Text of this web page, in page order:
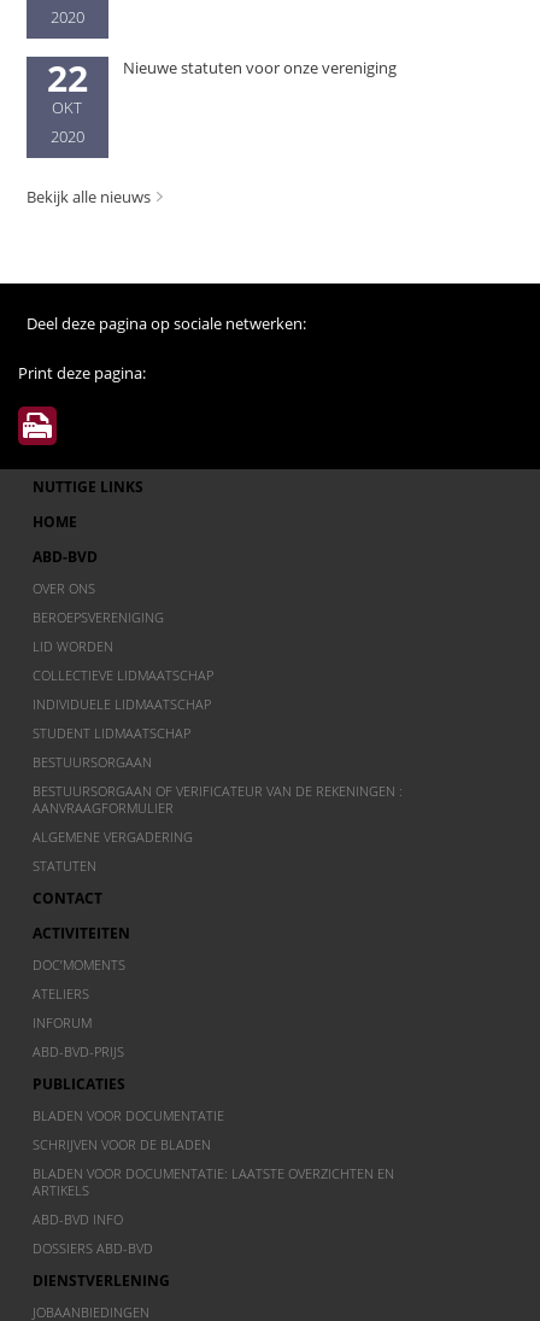
2020
22
OKT
2020
Nieuwe statuten voor onze vereniging
Bekijk alle nieuws
Deel deze pagina op sociale netwerken:
Print deze pagina:
NUTTIGE LINKS
HOME
ABD-BVD
OVER ONS
BEROEPSVERENIGING
LID WORDEN
COLLECTIEVE LIDMAATSCHAP
INDIVIDUELE LIDMAATSCHAP
STUDENT LIDMAATSCHAP
BESTUURSORGAAN
BESTUURSORGAAN OF VERIFICATEUR VAN DE REKENINGEN :
AANVRAAGFORMULIER
ALGEMENE VERGADERING
STATUTEN
CONTACT
ACTIVITEITEN
DOC’MOMENTS
ATELIERS
INFORUM
ABD-BVD-PRIJS
PUBLICATIES
BLADEN VOOR DOCUMENTATIE
SCHRIJVEN VOOR DE BLADEN
BLADEN VOOR DOCUMENTATIE: LAATSTE OVERZICHTEN EN
ARTIKELS
ABD-BVD INFO
DOSSIERS ABD-BVD
DIENSTVERLENING
JOBAANBIEDINGEN